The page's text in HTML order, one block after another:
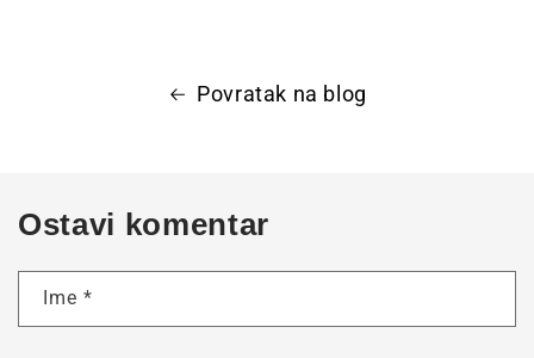
Povratak na blog
Ostavi komentar
Ime *